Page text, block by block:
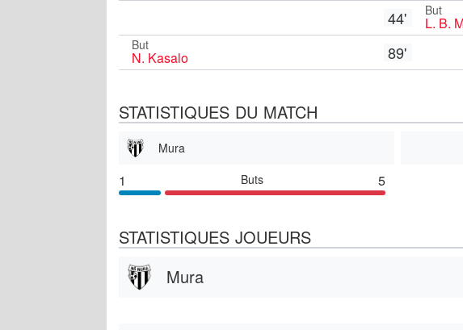
44' But
L. B.
But
N. Kasalo 89'
STATISTIQUES DU MATCH
Mura
1 Buts 5
STATISTIQUES JOUEURS
Mura